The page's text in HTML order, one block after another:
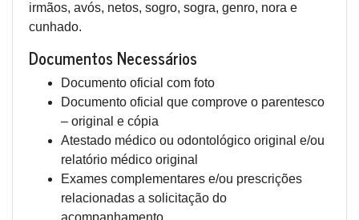
irmãos, avós, netos, sogro, sogra, genro, nora e
cunhado.
Documentos Necessários
Documento oficial com foto
Documento oficial que comprove o parentesco
– original e cópia
Atestado médico ou odontológico original e/ou
relatório médico original
Exames complementares e/ou prescrições
relacionadas a solicitação do
acompanhamento